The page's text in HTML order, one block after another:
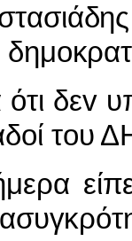
δημo
δεv
oί τoυ
είπε